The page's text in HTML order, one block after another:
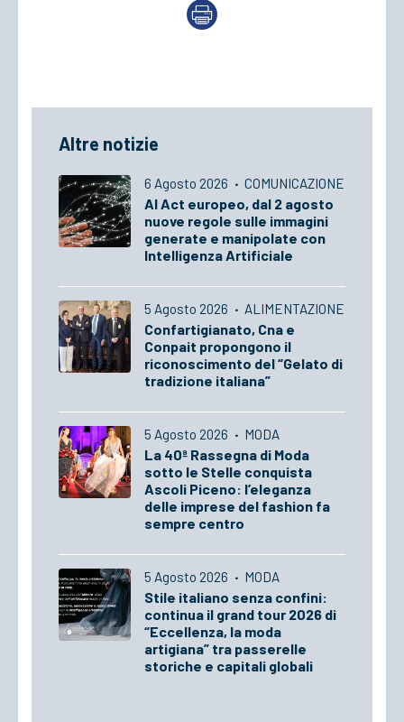
Altre notizie
6 Agosto 2026 · COMUNICAZIONE
AI Act europeo, dal 2 agosto
nuove regole sulle immagini
generate e manipolate con
Intelligenza Artificiale
5 Agosto 2026 · ALIMENTAZIONE
Confartigianato, Cna e
Conpait propongono il
riconoscimento del “Gelato di
tradizione italiana”
5 Agosto 2026 · MODA
La 40ª Rassegna di Moda
sotto le Stelle conquista
Ascoli Piceno: l’eleganza
delle imprese del fashion fa
sempre centro
5 Agosto 2026 · MODA
Stile italiano senza confini:
continua il grand tour 2026 di
“Eccellenza, la moda
artigiana” tra passerelle
storiche e capitali globali